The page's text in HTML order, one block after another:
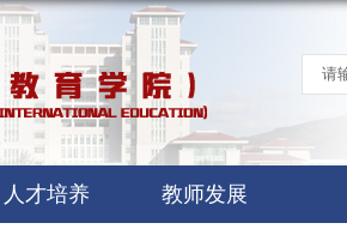
人才培养 教师发展